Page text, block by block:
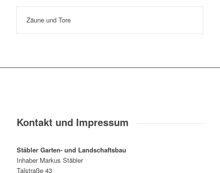
Zäune und Tore
Kontakt und Impressum
Stäbler Garten- und Landschaftsbau
Inhaber Markus Stäbler
Talstraße 43